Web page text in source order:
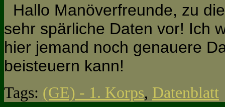
Hallo Manöverfreunde, zu
sehr spärliche Daten vor! Ich
hier jemand noch genauere
beisteuern kann!
Tags: (GE) - 1. Korps, Datenblatt